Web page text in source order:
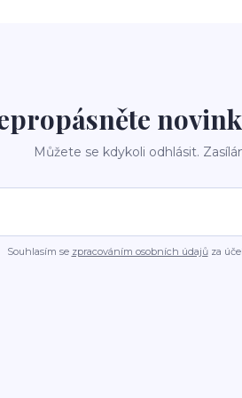
Můžete se kdykoli odhlásit.
Souhlasím se zpracováním osobních údajůza